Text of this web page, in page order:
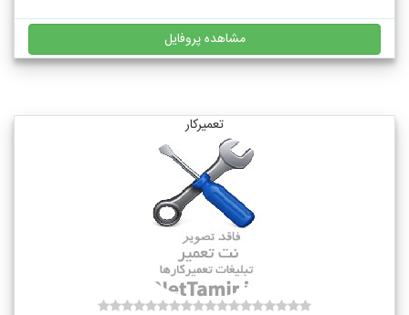
مشاهده پروفایل
تعمیرکار